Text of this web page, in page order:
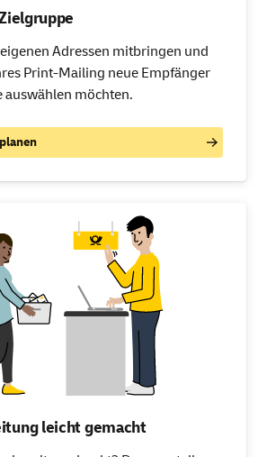
Adressen mitbringen und
Print-Mailing neue Empfänger
auswählen möchten.
leicht gemacht